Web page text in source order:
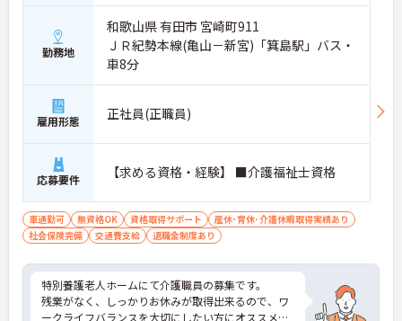
勤務地
和歌山県 有田市 宮崎町911
ＪＲ紀勢本線(亀山－新宮)「箕島駅」バス・
車8分
雇用形態 正社員(正職員)
応募要件 【求める資格・経験】 ■介護福祉士資格
車通勤可 無資格OK 資格取得サポート
産休･育休･介護休暇取得実績あり
社会保険完備
交通費支給 退職金制度あり
特別養護老人ホームにて介護職員の募集です。
残業がなく、しっかりお休みが取得出来るので、ワ
ークライフバランスを大切にしたい方にオススメで